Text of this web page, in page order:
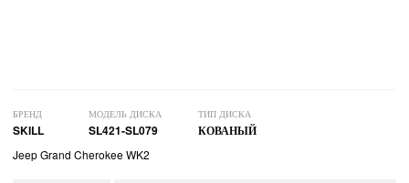
БРЕНД
SKILL
МОДЕЛЬ ДИСКА
SL421-SL079
ТИП ДИСКА
КОВАНЫЙ
Jeep Grand Cherokee WK2